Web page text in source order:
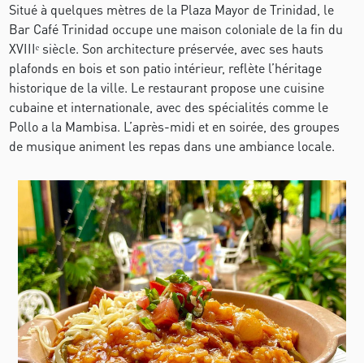
Situé à quelques mètres de la Plaza Mayor de Trinidad, le
Bar Café Trinidad occupe une maison coloniale de la fin du
XVIIIᵉ siècle. Son architecture préservée, avec ses hauts
plafonds en bois et son patio intérieur, reflète l’héritage
historique de la ville. Le restaurant propose une cuisine
cubaine et internationale, avec des spécialités comme le
Pollo a la Mambisa. L’après-midi et en soirée, des groupes
de musique animent les repas dans une ambiance locale.